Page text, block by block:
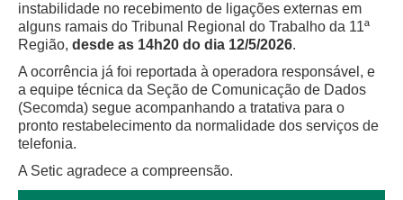
Seções Especializadas
Turmas
Varas do Trabalho
Juízes Manaus
Juízes Roraima
Juízes Substitutos
instabilidade no recebimento de ligações externas em
alguns ramais do Tribunal Regional do Trabalho da 11ª
Região, desde as 14h20 do dia 12/5/2026.
A ocorrência já foi reportada à operadora responsável, e
a equipe técnica da Seção de Comunicação de Dados
(Secomda) segue acompanhando a tratativa para o
pronto restabelecimento da normalidade dos serviços de
telefonia.
A Setic agradece a compreensão.